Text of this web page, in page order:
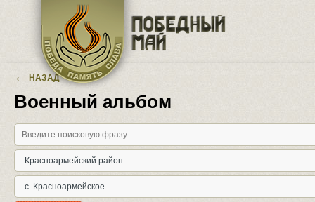
Перейти к основному содержанию
← НАЗАД
Военный альбом